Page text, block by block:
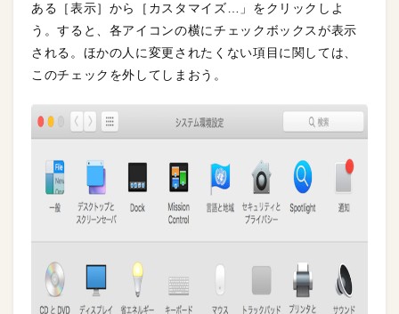
ある［表示］から［カスタマイズ…」をクリックしよ
う。すると、各アイコンの横にチェックボックスが表示
される。ほかの人に変更されたくない項目に関しては、
このチェックを外してしまおう。